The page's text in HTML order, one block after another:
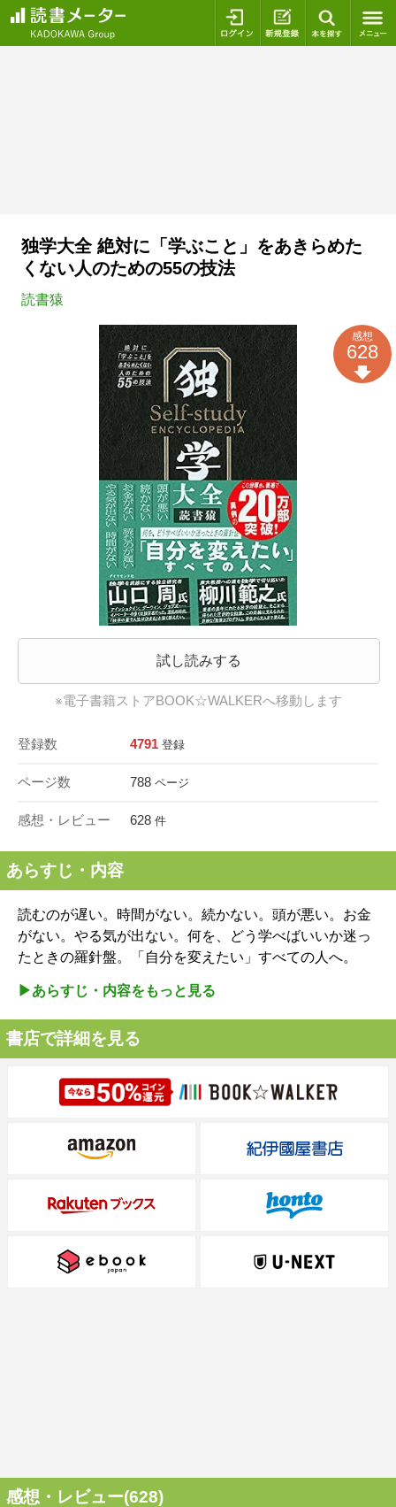
ログイン 新規登録
独学大全 絶対に「学ぶこと」をあきらめた
くない人のための55の技法
読書猿
試し読みする
※電子書籍ストアBOOK☆WALKERへ移動します
登録数 4791 登録
ページ数 788 ページ
感想・レビュー 628 件
感想
628
あらすじ・内容
読むのが遅い。時間がない。続かない。頭が悪い。お金
がない。やる気が出ない。何を、どう学べばいいか迷っ
たときの羅針盤。「自分を変えたい」すべての人へ。
▶︎あらすじ・内容をもっと見る
書店で詳細を見る
感想・レビュー(628)